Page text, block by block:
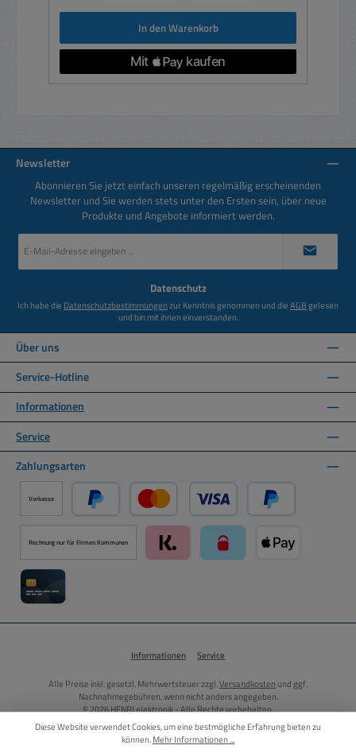
In den Warenkorb
Newsletter
Abonnieren Sie jetzt einfach unseren regelmäßig erscheinenden
Newsletter und Sie werden stets unter den Ersten sein, über neue
Produkte und Angebote informiert werden.
Mail-
Datenschutz
Ich habe die Datenschutzbestimmungenzur Kenntnis genommen und dieAGBgelesen
und bin mit ihnen einverstanden.
Über uns
Service-Hotline
Informationen
Service
Zahlungsarten
Vorkasse
PayPal Kredit- oder Debitkarte über PayPal
Rechnung nur für Firmen Kommunen
Informationen Service
Alle Preise inkl. gesetzl. Mehrwertsteuer zzgl.Versandkosten und ggf.
Nachnahmegebühren, wenn nicht anders angegeben.
© 2026 HENRI elektronik - Alle Rechte vorbehalten.
Diese Website verwendet Cookies, um eine bestmögliche Erfahrung bieten zu
können.Mehr Informationen ...